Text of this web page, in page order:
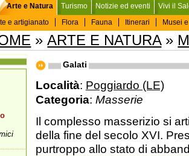
Arte e Natura
e artigianato Flora Fauna Itinerari Musei
Turismo Notizie ed eventi Vivi il
»ARTE E NATURA»
Galati
Località: Poggiardo (LE)
Categoria: Masserie
Il complesso masserizio si
della fine del secolo XVI.
purtroppo allo stato di